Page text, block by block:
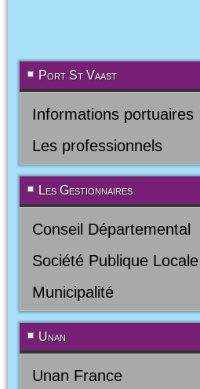
Port St Vaast
Informations portuaires
Les professionnels
Les Gestionnaires
Conseil Départemental
Société Publique Locale
Municipalité
Unan
Unan France